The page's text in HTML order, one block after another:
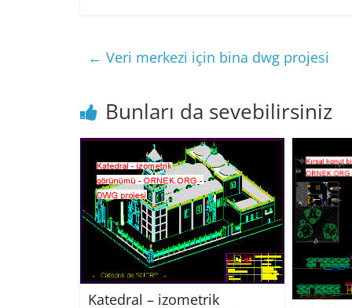
← Veri merkezi için bina dwg projesi
Bunları da sevebilirsiniz
Katedral – izometrik